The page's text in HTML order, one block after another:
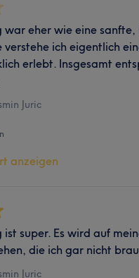
war eher wie eine
ich eigentlich
erlebt. Insgesamt
Juric
anzeigen
ist super. Es wird auf
die ich gar nicht
Juric